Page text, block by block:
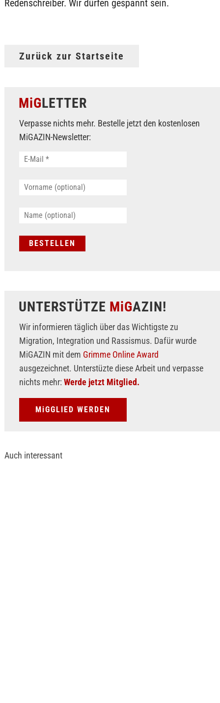
Redenschreiber. Wir dürfen gespannt sein.
Zurück zur Startseite
MiGLETTER
Verpasse nichts mehr. Bestelle jetzt den kostenlosen
MiGAZIN-Newsletter:
UNTERSTÜTZE MiGAZIN!
Wir informieren täglich über das Wichtigste zu
Migration, Integration und Rassismus. Dafür wurde
MiGAZIN mit dem Grimme Online Award
ausgezeichnet. Unterstüzte diese Arbeit und verpasse
nichts mehr: Werde jetzt Mitglied.
MiGGLIED WERDEN
Auch interessant